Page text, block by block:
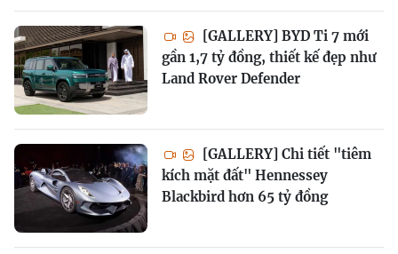
[GALLERY] BYD Ti 7 mới
gần 1,7 tỷ đồng, thiết kế đẹp như
Land Rover Defender
[GALLERY] Chi tiết "tiêm
kích mặt đất" Hennessey
Blackbird hơn 65 tỷ đồng